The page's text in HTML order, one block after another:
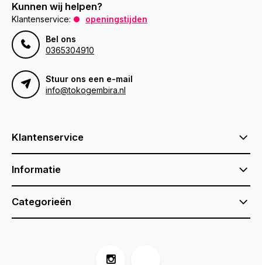
Kunnen wij helpen?
Klantenservice:
openingstijden
Bel ons
0365304910
Stuur ons een e-mail
info@tokogembira.nl
Klantenservice
Informatie
Categorieën